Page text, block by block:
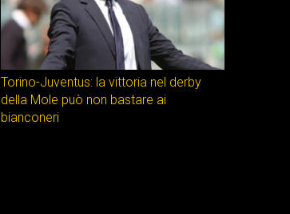
Torino-Juventus: la vittoria nel derby
della Mole può non bastare ai
bianconeri